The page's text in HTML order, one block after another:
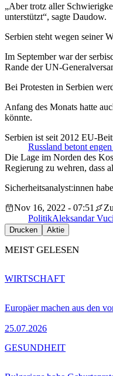
„Aber trotz aller
unterstützt“, sagte Daudow.
Serbien steht wegen seiner
Im September war der
Rande der UN-
Bei Protesten in Serbien
Anfang des Monats hatte
könnte.
Russland betont
Serbien ist seit 2012 EU-
Die Lage im Norden des
Regierung zu wehren, dass
Sicherheitsanalyst:innen
Nov 16, 2022 - 07:51
PolitikAleksandar
Drucken Aktie
MEIST GELESEN
Europäer machen aus den
25.07.2026
WIRTSCHAFT
GESUNDHEIT